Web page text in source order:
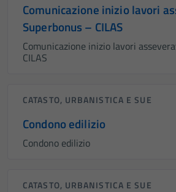
Comunicazione inizio lavori
Superbonus – CILAS
Comunicazione inizio lavori
CILAS
CATASTO, URBANISTICA E SUE
Condono edilizio
Condono edilizio
CATASTO, URBANISTICA E SUE